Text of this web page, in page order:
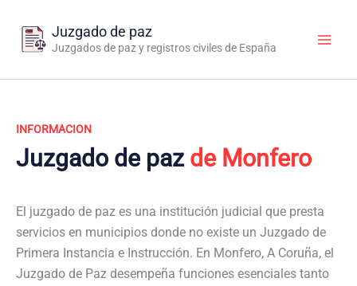
contenido
Juzgado de paz
Juzgados de paz y registros civiles de España
INFORMACION
Juzgado de paz de Monfero
El juzgado de paz es una institución judicial que presta
servicios en municipios donde no existe un Juzgado de
Primera Instancia e Instrucción. En Monfero, A Coruña, el
Juzgado de Paz desempeña funciones esenciales tanto